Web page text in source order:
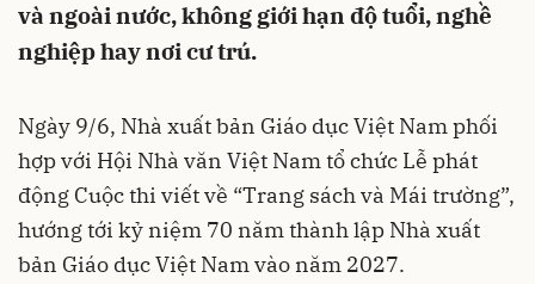
và ngoài nước, không giới hạn độ tuổi, nghề
nghiệp hay nơi cư trú.
Ngày 9/6, Nhà xuất bản Giáo dục Việt Nam phối
hợp với Hội Nhà văn Việt Nam tổ chức Lễ phát
động Cuộc thi viết về “Trang sách và Mái trường”,
hướng tới kỷ niệm 70 năm thành lập Nhà xuất
bản Giáo dục Việt Nam vào năm 2027.